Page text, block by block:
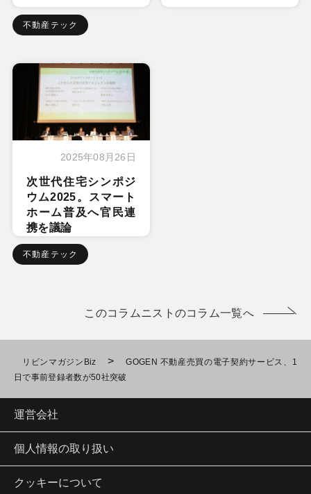
不動産テック
2025年08月26日
次世代住宅シンポジ
ウム2025。スマート
ホーム普及へ官民連
携を議論
不動産テック
このコラムニストのコラム一覧へ
リビンマガジンBiz >
GOGEN 不動産売買の電子契約サービス、1
日で事前登録者数が50社突破
運営会社
個人情報の取り扱い
クッキーについて